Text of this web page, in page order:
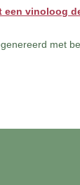
een vinoloog
met